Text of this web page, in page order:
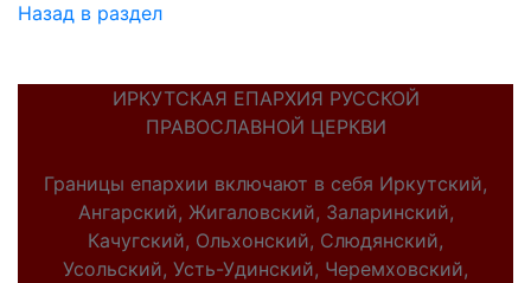
Назад в раздел
ИРКУТСКАЯ ЕПАРХИЯ РУССКОЙ
ПРАВОСЛАВНОЙ ЦЕРКВИ
Границы епархии включают в себя Иркутский,
Ангарский, Жигаловский, Заларинский,
Качугский, Ольхонский, Слюдянский,
Усольский, Усть-Удинский, Черемховский,